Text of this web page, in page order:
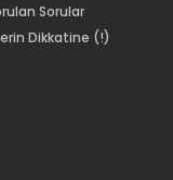
Sorular
Dikkatine (!)